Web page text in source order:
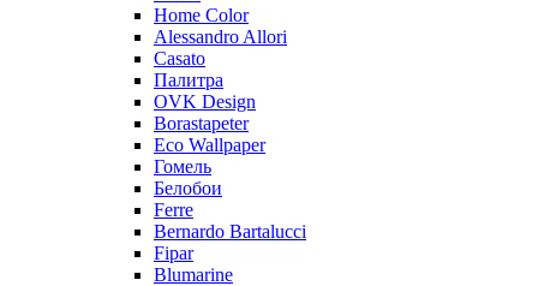
Home Color
Alessandro Allori
Casato
Палитра
OVK Design
Borastapeter
Eco Wallpaper
Гомель
Белобои
Ferre
Bernardo Bartalucci
Fipar
Blumarine